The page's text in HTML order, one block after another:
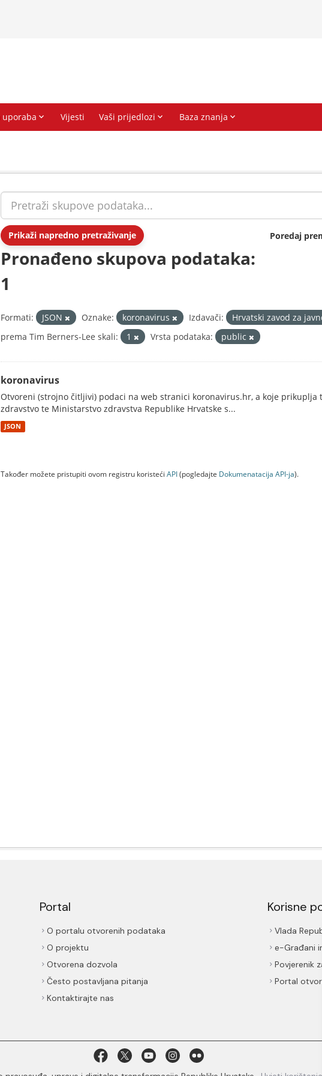
Prikaži napredno pretraživanje Poredaj
Pronađeno skupova podataka:
1
Formati: JSON Oznake: koronavirus Izdavači: Hrvatski zavod za
prema Tim Berners-Lee skali:
1 Vrsta podataka: public
koronavirus
Otvoreni (strojno čitljivi) podaci na web stranici koronavirus.hr, a koje prikuplja
zdravstvo te Ministarstvo zdravstva Republike Hrvatske s...
JSON
Također možete pristupiti ovom registru koristeći API(pogledajte Dokumenаtаcijа API-jа).